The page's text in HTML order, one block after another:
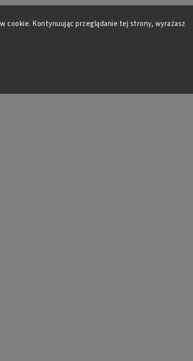
cookie. Kontynuując przeglądanie tej strony, wyrażasz